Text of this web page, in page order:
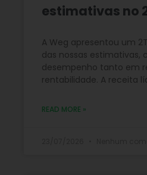
estimativas no
A Weg apresentou um
das nossas estimativas,
desempenho tanto em
rentabilidade. A receita
READ MORE »